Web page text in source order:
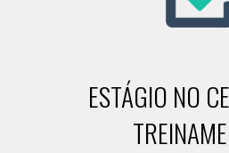
ESTÁGIO NO